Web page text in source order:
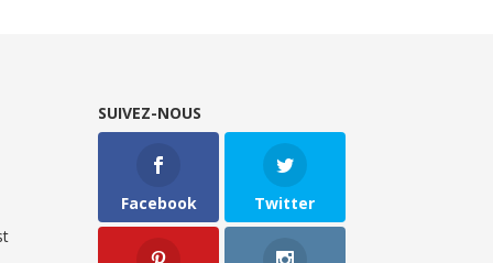
SUIVEZ-NOUS
Facebook Twitter